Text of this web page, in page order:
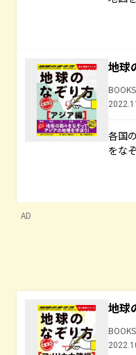
地球
各国
をな
AD
地球